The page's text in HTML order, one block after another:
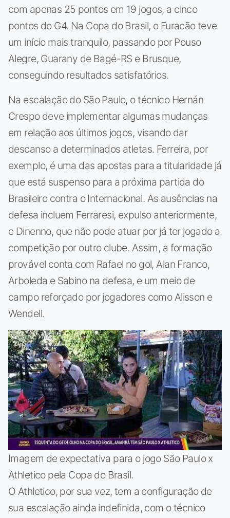
com apenas 25 pontos em 19 jogos, a cinco
pontos do G4. Na Copa do Brasil, o Furacão teve
um início mais tranquilo, passando por Pouso
Alegre, Guarany de Bagé-RS e Brusque,
conseguindo resultados satisfatórios.
Na escalação do São Paulo, o técnico Hernán
Crespo deve implementar algumas mudanças
em relação aos últimos jogos, visando dar
descanso a determinados atletas. Ferreira, por
exemplo, é uma das apostas para a titularidade já
que está suspenso para a próxima partida do
Brasileiro contra o Internacional. As ausências na
defesa incluem Ferraresi, expulso anteriormente,
e Dinenno, que não pode atuar por já ter jogado a
competição por outro clube. Assim, a formação
provável conta com Rafael no gol, Alan Franco,
Arboleda e Sabino na defesa, e um meio de
campo reforçado por jogadores como Alisson e
Wendell.
Imagem de expectativa para o jogo São Paulo x
Athletico pela Copa do Brasil.
O Athletico, por sua vez, tem a configuração de
sua escalação ainda indefinida, com o técnico